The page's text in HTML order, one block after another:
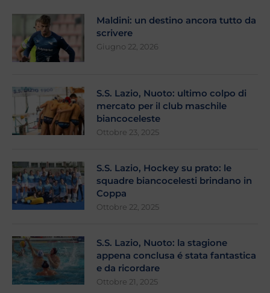
Maldini: un destino ancora tutto da
scrivere
Giugno 22, 2026
S.S. Lazio, Nuoto: ultimo colpo di
mercato per il club maschile
biancoceleste
Ottobre 23, 2025
S.S. Lazio, Hockey su prato: le
squadre biancocelesti brindano in
Coppa
Ottobre 22, 2025
S.S. Lazio, Nuoto: la stagione
appena conclusa é stata fantastica
e da ricordare
Ottobre 21, 2025